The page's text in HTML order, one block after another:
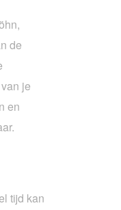
de
je
en
tijd kan